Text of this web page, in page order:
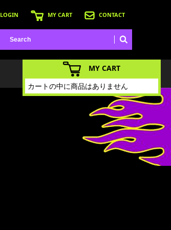
LOGIN MY CART CONTACT
MY CART
カートの中に商品はありません